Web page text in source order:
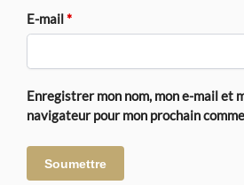
E-mail*
Enregistrer mon nom, mon e-mail et
navigateur pour mon prochain